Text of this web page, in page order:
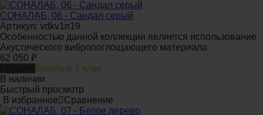
СОНАЛАБ, 06 - Сандал серый
Артикул: vdkv1n19
Особенностью данной коллекции является использование
Акустического вибропоглощающего материала
62 050 ₽
Купить в 1 клик
В наличии
Быстрый просмотр
В избранное
Сравнение